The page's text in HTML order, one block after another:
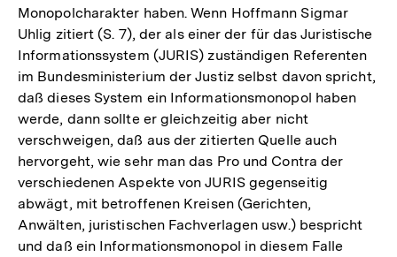
Monopolcharakter haben. Wenn Hoffmann Sigmar
Uhlig zitiert (S. 7), der als einer der für das Juristische
Informationssystem (JURIS) zuständigen Referenten
im Bundesministerium der Justiz selbst davon spricht,
daß dieses System ein Informationsmonopol haben
werde, dann sollte er gleichzeitig aber nicht
verschweigen, daß aus der zitierten Quelle auch
hervorgeht, wie sehr man das Pro und Contra der
verschiedenen Aspekte von JURIS gegenseitig
abwägt, mit betroffenen Kreisen (Gerichten,
Anwälten, juristischen Fachverlagen usw.) bespricht
und daß ein Informationsmonopol in diesem Falle